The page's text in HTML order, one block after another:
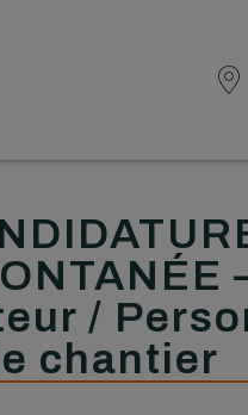
/
chantier